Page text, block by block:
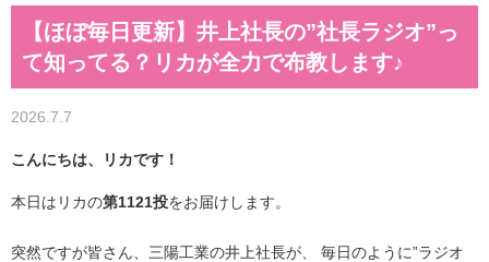
【ほぼ毎日更新】井上社長の”社長ラジオ”っ
て知ってる？リカが全力で布教します♪
2026.7.7
こんにちは、リカです！
本日はリカの第1121投をお届けします。
突然ですが皆さん、三陽工業の井上社長が、 毎日のように”ラジオ